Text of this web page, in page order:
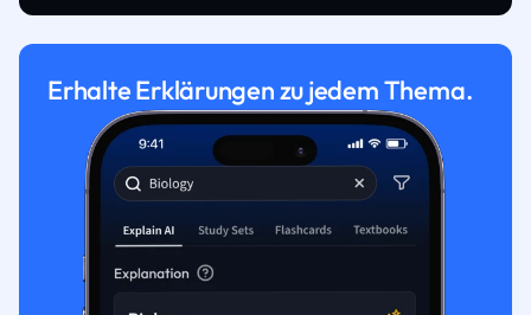
Erhalte Erklärungen zu jedem Thema.